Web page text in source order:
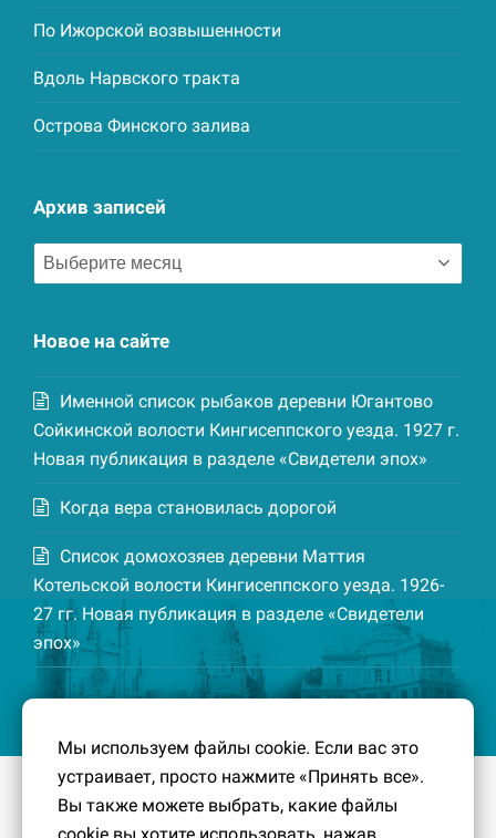
По Ижорской возвышенности
Вдоль Нарвского тракта
Острова Финского залива
Архив записей
Архив
записей
Новое на сайте
Именной список рыбаков деревни Югантово
Сойкинской волости Кингисеппского уезда. 1927 г.
Новая публикация в разделе «Свидетели эпох»
Когда вера становилась дорогой
Список домохозяев деревни Маттия
Котельской волости Кингисеппского уезда. 1926-
27 гг. Новая публикация в разделе «Свидетели
эпох»
© 2016-2026 Южный берег Финского залива
– Кусочек
малой Родины, без которого трудно представить себе
Мы используем файлы cookie. Если вас это
устраивает, просто нажмите «Принять все».
Вы также можете выбрать, какие файлы